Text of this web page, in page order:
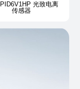
光致电离
传感器